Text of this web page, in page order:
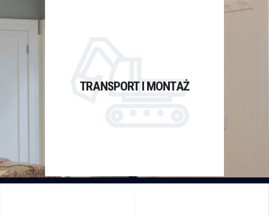
TRANSPORT I MONTAŻ
mebli, oświetlenia i urządzeń
AGD. Regulacja mebli po